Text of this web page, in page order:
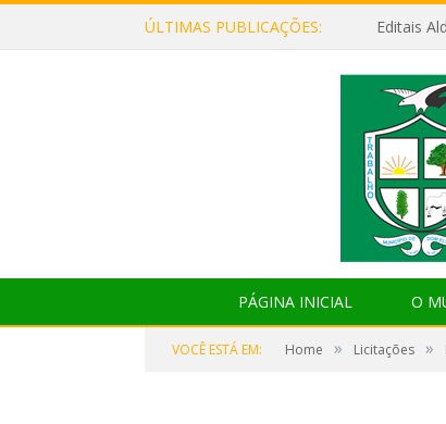
ÚLTIMAS PUBLICAÇÕES: Editais
PÁGINA INICIAL O
VOCÊ ESTÁ EM: Home » Licitações »